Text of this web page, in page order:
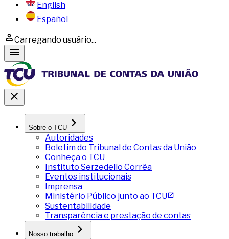
English
Español
Carregando usuário...
Sobre o TCU
Autoridades
Boletim do Tribunal de Contas da União
Conheça o TCU
Instituto Serzedello Corrêa
Eventos institucionais
Imprensa
Ministério Público junto ao TCU
Sustentabilidade
Transparência e prestação de contas
Nosso trabalho